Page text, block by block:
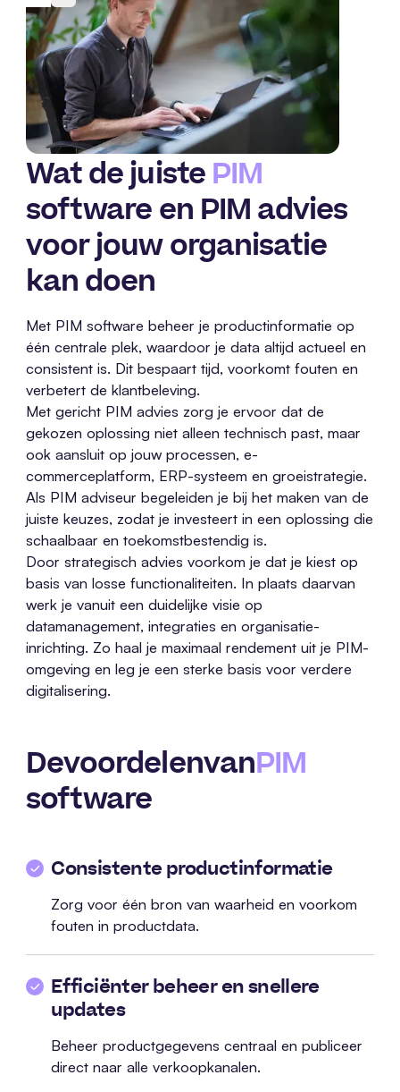
Wat de juistePIM
software en PIM advies
voor jouw organisatie
kan doen
Met PIM software beheer je productinformatie op
één centrale plek, waardoor je data altijd actueel en
consistent is. Dit bespaart tijd, voorkomt fouten en
verbetert de klantbeleving.
Met gericht PIM advies zorg je ervoor dat de
gekozen oplossing niet alleen technisch past, maar
ook aansluit op jouw processen, e-
commerceplatform, ERP-systeem en groeistrategie.
Als PIM adviseur begeleiden je bij het maken van de
juiste keuzes, zodat je investeert in een oplossing die
schaalbaar en toekomstbestendig is.
Door strategisch advies voorkom je dat je kiest op
basis van losse functionaliteiten. In plaats daarvan
werk je vanuit een duidelijke visie op
datamanagement, integraties en organisatie-
inrichting. Zo haal je maximaal rendement uit je PIM-
omgeving en leg je een sterke basis voor verdere
digitalisering.
DevoordelenvanPIM
software
Consistente productinformatie
Zorg voor één bron van waarheid en voorkom
fouten in productdata.
Efficiënter beheer en snellere
updates
Beheer productgegevens centraal en publiceer
direct naar alle verkoopkanalen.